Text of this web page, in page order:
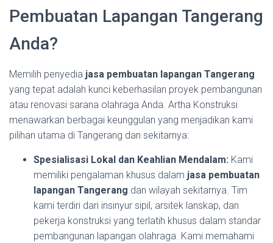
Pembuatan Lapangan Tangerang
Anda?
Memilih penyedia jasa pembuatan lapangan Tangerang
yang tepat adalah kunci keberhasilan proyek pembangunan
atau renovasi sarana olahraga Anda. Artha Konstruksi
menawarkan berbagai keunggulan yang menjadikan kami
pilihan utama di Tangerang dan sekitarnya:
Spesialisasi Lokal dan Keahlian Mendalam: Kami
memiliki pengalaman khusus dalam jasa pembuatan
lapangan Tangerang dan wilayah sekitarnya. Tim
kami terdiri dari insinyur sipil, arsitek lanskap, dan
pekerja konstruksi yang terlatih khusus dalam standar
pembangunan lapangan olahraga. Kami memahami